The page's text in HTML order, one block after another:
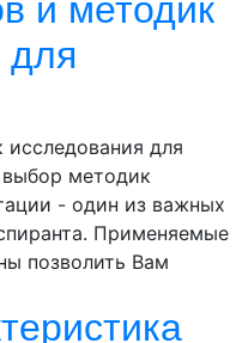
и методик
для
для
методик
- один из важных
Применяемые
позволить Вам